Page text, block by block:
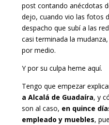
post contando anécdotas
dejo, cuando vio las fotos
despacho que subí a las
casi terminada la
por medio.
Y por su culpa heme aquí.
Tengo que empezar
a Alcalá de Guadaíra, y
son al caso, en quince
empleado y muebles,